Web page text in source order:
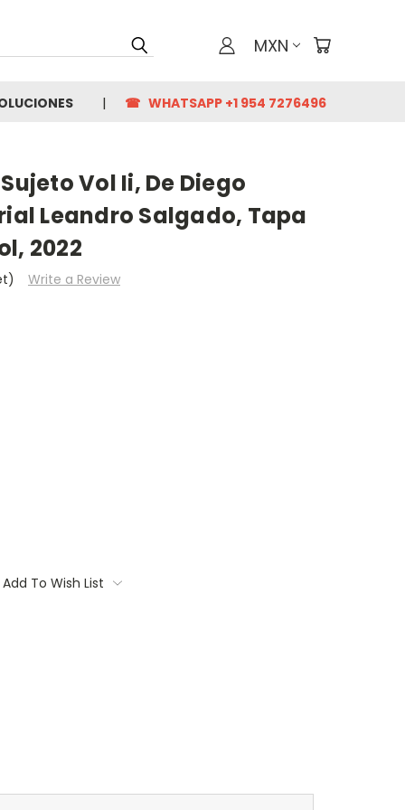
MXN
☎ WHATSAPP +1 954 7276496
Vol Ii, De Diego
Leandro Salgado, Tapa
2022
Write a Review
Add To Wish List